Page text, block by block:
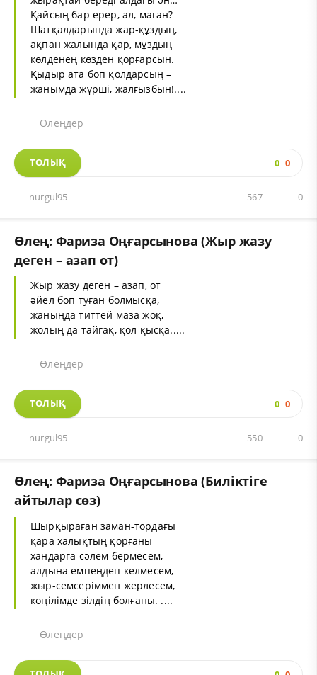
Қайсың бар ерер, ал, маған?
Шатқалдарында жар-құздың,
ақпан жалында қар, мұздың
көлденең көзден қорғарсын.
Қыдыр ата боп қолдарсың –
жанымда жүрші, жалғызбын!....
Өлеңдер
ТОЛЫҚ 0 0
nurgul95 0
567
Өлең: Фариза Оңғарсынова (Жыр жазу
деген – азап от)
Жыр жазу деген – азап, от
әйел боп туған болмысқа,
жаныңда титтей маза жоқ,
жолың да тайғақ, қол қысқа.....
Өлеңдер
ТОЛЫҚ 0 0
nurgul95 0
550
Өлең: Фариза Оңғарсынова (Биліктіге
айтылар сөз)
Шырқыраған заман-тордағы
қара халықтың қорғаны
хандарға сәлем бермесем,
алдына емпеңдеп келмесем,
жыр-семсеріммен жерлесем,
көңілімде зілдің болғаны. ....
Өлеңдер